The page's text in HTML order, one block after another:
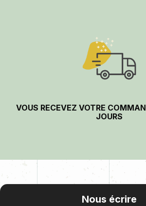
VOUS RECEVEZ VOTRE
JOURS
Nous écrire